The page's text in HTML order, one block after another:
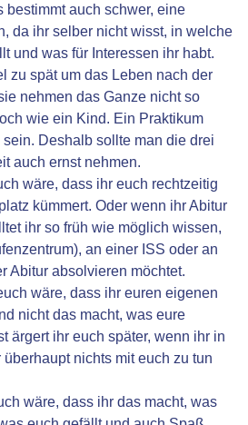
bestimmt auch schwer, eine
da ihr selber nicht wisst, in welche
und was für Interessen ihr habt.
zu spät um das Leben nach der
nehmen das Ganze nicht so
wie ein Kind. Ein Praktikum
Deshalb sollte man die drei
auch ernst nehmen.
wäre, dass ihr euch rechtzeitig
kümmert. Oder wenn ihr Abitur
ihr so früh wie möglich wissen,
an einer ISS oder an
Abitur absolvieren möchtet.
wäre, dass ihr euren eigenen
nicht das macht, was eure
ärgert ihr euch später, wenn ihr in
nichts mit euch zu tun
wäre, dass ihr das macht, was